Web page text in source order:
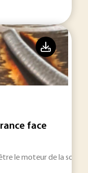
face
le moteur de la